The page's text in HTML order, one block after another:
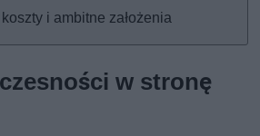
i ambitne założenia
w stronę